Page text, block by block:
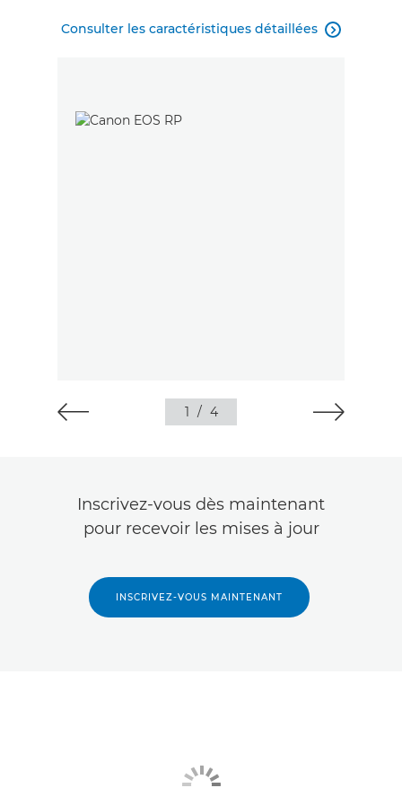
Consulter les caractéristiques détaillées 
1 / 4
Inscrivez-vous dès maintenant
pour recevoir les mises à jour
INSCRIVEZ-VOUS MAINTENANT